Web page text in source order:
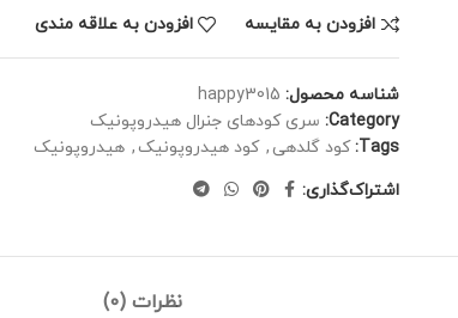
افزودن به مقایسه افزودن به علاقه مندی
شناسه محصول: happy3015
Category: سری کودهای جنرال هیدروپونیک
Tags: کود گلدهی , کود هیدروپونیک , هیدروپونیک
اشتراک‌گذاری:
نظرات (0)